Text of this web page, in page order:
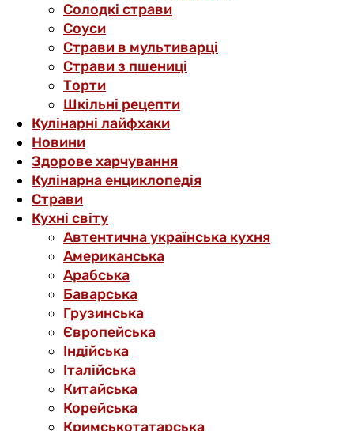
Солодкі страви
Соуси
Страви в мультиварці
Страви з пшениці
Торти
Шкільні рецепти
Кулінарні лайфхаки
Новини
Здорове харчування
Кулінарна енциклопедія
Страви
Кухні світу
Автентична українська кухня
Американська
Арабська
Баварська
Грузинська
Європейська
Індійська
Італійська
Китайська
Корейська
Кримськотатарська